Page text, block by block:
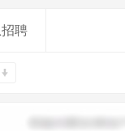
聘